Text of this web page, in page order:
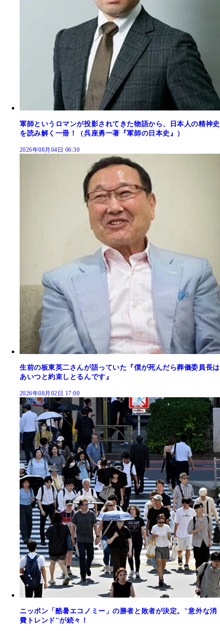
軍師というロマンが投影されてきた物語から、日本人の精神史
を読み解く一冊！（呉座勇一著『軍師の日本史』）
2026年08月04日 06:30
生前の板東英二さんが語っていた『僕が死んだら葬儀委員長は
あいつと約束しとるんです』
2026年08月02日 17:00
ニッポン「酷暑エコノミー」の勝者と敗者が決定。"意外な消
費トレンド"が続々！